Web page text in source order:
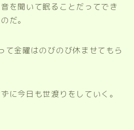
を聞いて眠ることだってでき
だ。
て金曜はのびのび休ませてもら
に今日も世渡りをしていく。